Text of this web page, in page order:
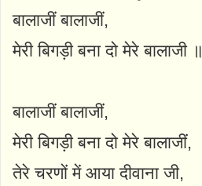
बालाजीं बालाजीं,
मेरी बिगड़ी बना दो मेरे बालाजी ॥
बालाजीं बालाजीं,
मेरी बिगड़ी बना दो मेरे बालाजीं,
तेरे चरणों में आया दीवाना जी,